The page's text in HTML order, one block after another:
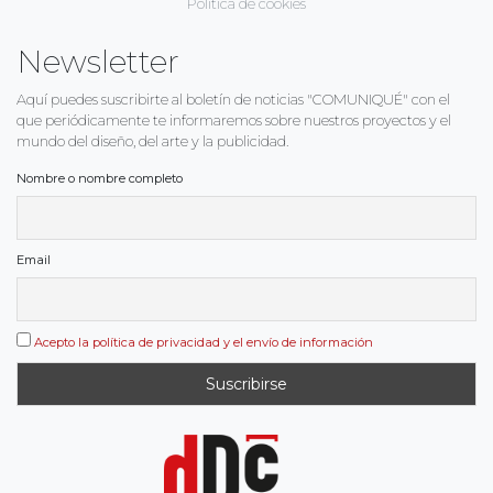
Política de cookies
Newsletter
Aquí puedes suscribirte al boletín de noticias "COMUNIQUÉ" con el
que periódicamente te informaremos sobre nuestros proyectos y el
mundo del diseño, del arte y la publicidad.
Nombre o nombre completo
Email
Acepto la política de privacidad y el envío de información